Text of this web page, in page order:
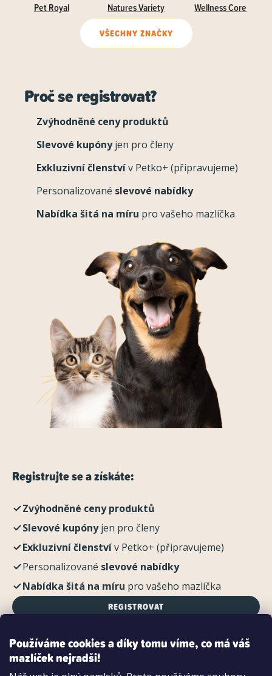
Používáme cookies a díky tomu víme, co má váš
mazlíček nejradši!
Pet Royal Natures Variety Wellness Core
VŠECHNY ZNAČKY
Proč se registrovat?
Zvýhodněné ceny produktů
Slevové kupónyjen pro členy
Exkluzivní členstvív Petko+ (připravujeme)
Personalizované slevové nabídky
Nabídka šitá na míru pro vašeho mazlíčka
Registrujte se a získáte:
Zvýhodněné ceny produktů
Slevové kupónyjen pro členy
Exkluzivní členstvív Petko+ (připravujeme)
Personalizované slevové nabídky
Nabídka šitá na míru pro vašeho mazlíčka
REGISTROVAT
Možnosti platby: